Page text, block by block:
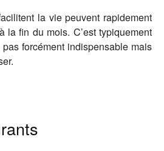
la vie peuvent rapidement
la fin du mois. C’est typiquement
forcément indispensable mais